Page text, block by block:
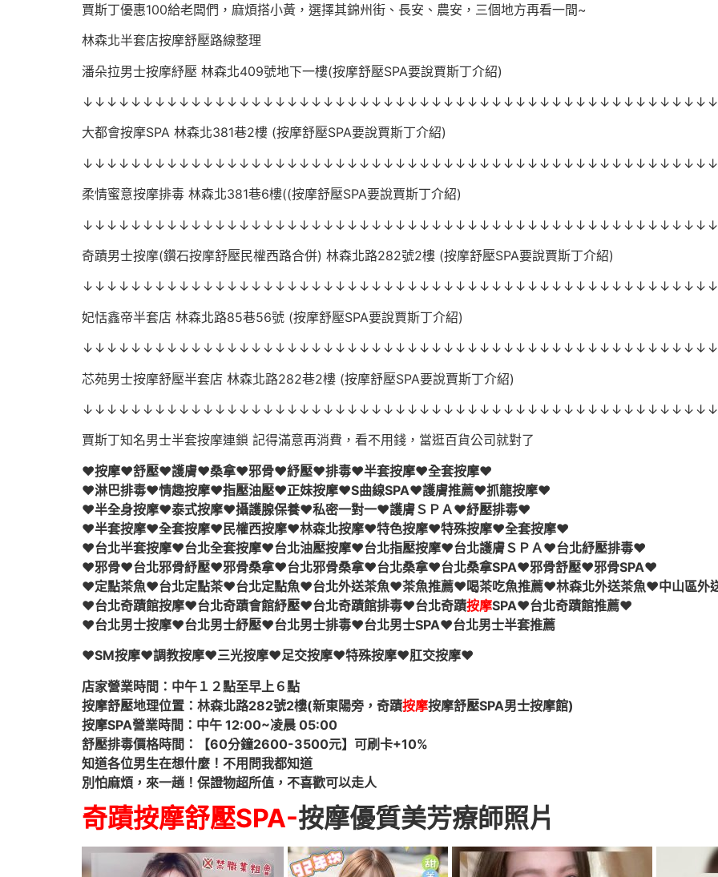
賈斯丁優惠100給老闆們，麻煩搭小黃，選擇其錦州街、長安、農安，三個地方再看一間~
林森北半套店按摩舒壓路線整理
潘朵拉男士按摩紓壓 林森北409號地下一樓(按摩舒壓SPA要說賈斯丁介紹)
大都會按摩SPA 林森北381巷2樓 (按摩舒壓SPA要說賈斯丁介紹)
柔情蜜意按摩排毒 林森北381巷6樓((按摩舒壓SPA要說賈斯丁介紹)
奇蹟男士按摩(鑽石按摩舒壓民權西路合併) 林森北路282號2樓 (按摩舒壓SPA要說賈斯丁介紹)
妃恬鑫帝半套店 林森北路85巷56號 (按摩舒壓SPA要說賈斯丁介紹)
芯苑男士按摩舒壓半套店 林森北路282巷2樓 (按摩舒壓SPA要說賈斯丁介紹)
賈斯丁知名男士半套按摩連鎖 記得滿意再消費，看不用錢，當逛百貨公司就對了
♥按摩♥舒壓♥護膚♥桑拿♥邪骨♥紓壓♥排毒♥半套按摩♥全套按摩♥
♥淋巴排毒♥情趣按摩♥指壓油壓♥正妹按摩♥S曲線SPA♥護膚推薦♥抓龍按摩♥
♥半全身按摩♥泰式按摩♥攝護腺保養♥私密一對一♥護膚ＳＰＡ♥紓壓排毒♥
♥半套按摩♥全套按摩♥民權西按摩♥林森北按摩♥特色按摩♥特殊按摩♥全套按摩♥
♥台北半套按摩♥台北全套按摩♥台北油壓按摩♥台北指壓按摩♥台北護膚ＳＰＡ♥台北紓壓排毒♥
♥邪骨♥台北邪骨紓壓♥邪骨桑拿♥台北邪骨桑拿♥台北桑拿♥台北桑拿SPA♥邪骨舒壓♥邪骨SPA♥
♥定點茶魚♥台北定點茶♥台北定點魚♥台北外送茶魚♥茶魚推薦♥喝茶吃魚推薦♥林森北外送茶魚♥中山區外
♥台北奇蹟館按摩♥台北奇蹟會館紓壓♥台北奇蹟館排毒♥台北奇蹟按摩SPA♥台北奇蹟館推薦♥
♥台北男士按摩♥台北男士紓壓♥台北男士排毒♥台北男士SPA♥台北男士半套推薦
♥SM按摩♥調教按摩♥三光按摩♥足交按摩♥特殊按摩♥肛交按摩♥
店家營業時間：中午１２點至早上６點
按摩舒壓地理位置：林森北路282號2樓(新東陽旁，奇蹟按摩按摩舒壓SPA男士按摩館)
按摩SPA營業時間：中午 12:00~凌晨 05:00
舒壓排毒價格時間：【60分鐘2600-3500元】可刷卡+10%
知道各位男生在想什麼！不用問我都知道
別怕麻煩，來一趟！保證物超所值，不喜歡可以走人
奇蹟按摩舒壓SPA-按摩優質美芳療師照片